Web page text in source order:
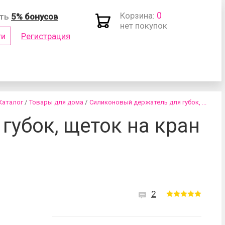
5% бонусов
Регистрация
Корзина: 0
нет покупок
/ Товары для дома / Силиконовый держатель для губок, ...
щеток на кран
2